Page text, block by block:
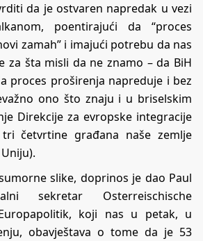
da je ostvaren napredak u vezi
poentirajući da “proces
zamah” i imajući potrebu da nas
za šta misli da ne znamo – da BiH
proces proširenja napreduje i bez
ono što znaju i u briselskim
Direkcije za evropske integracije
četvrtine građana naše zemlje
slike, doprinos je dao Paul
sekretar Osterreischische
koji nas u petak, u
obavještava o tome da je 53